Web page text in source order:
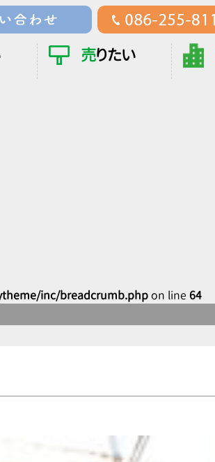
売りたい
inc/breadcrumb.phpon line 64